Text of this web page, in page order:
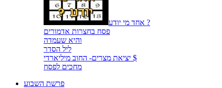
אחד מי יודע ?
פסח בחצרות אדמורים
והיא שעמדה
ליל הסדר
יציאת מצרים- החוב מיליארדי $
מחכים לפסח
פרשת השבוע